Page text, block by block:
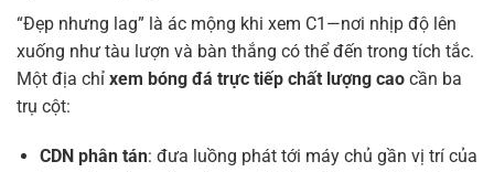
“Đẹp nhưng lag” là ác mộng khi xem C1—nơi nhịp độ lên
xuống như tàu lượn và bàn thắng có thể đến trong tích tắc.
Một địa chỉ xem bóng đá trực tiếp chất lượng cao cần ba
trụ cột:
CDN phân tán: đưa luồng phát tới máy chủ gần vị trí của